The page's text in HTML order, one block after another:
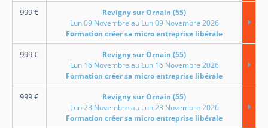
999€
Revigny sur Ornain (55)
Lun 09 Novembre au Lun 09 Novembre 2026
Formation créer sa micro entreprise libérale
999€
Revigny sur Ornain (55)
Lun 16 Novembre au Lun 16 Novembre 2026
Formation créer sa micro entreprise libérale
999€
Revigny sur Ornain (55)
Lun 23 Novembre au Lun 23 Novembre 2026
Formation créer sa micro entreprise libérale